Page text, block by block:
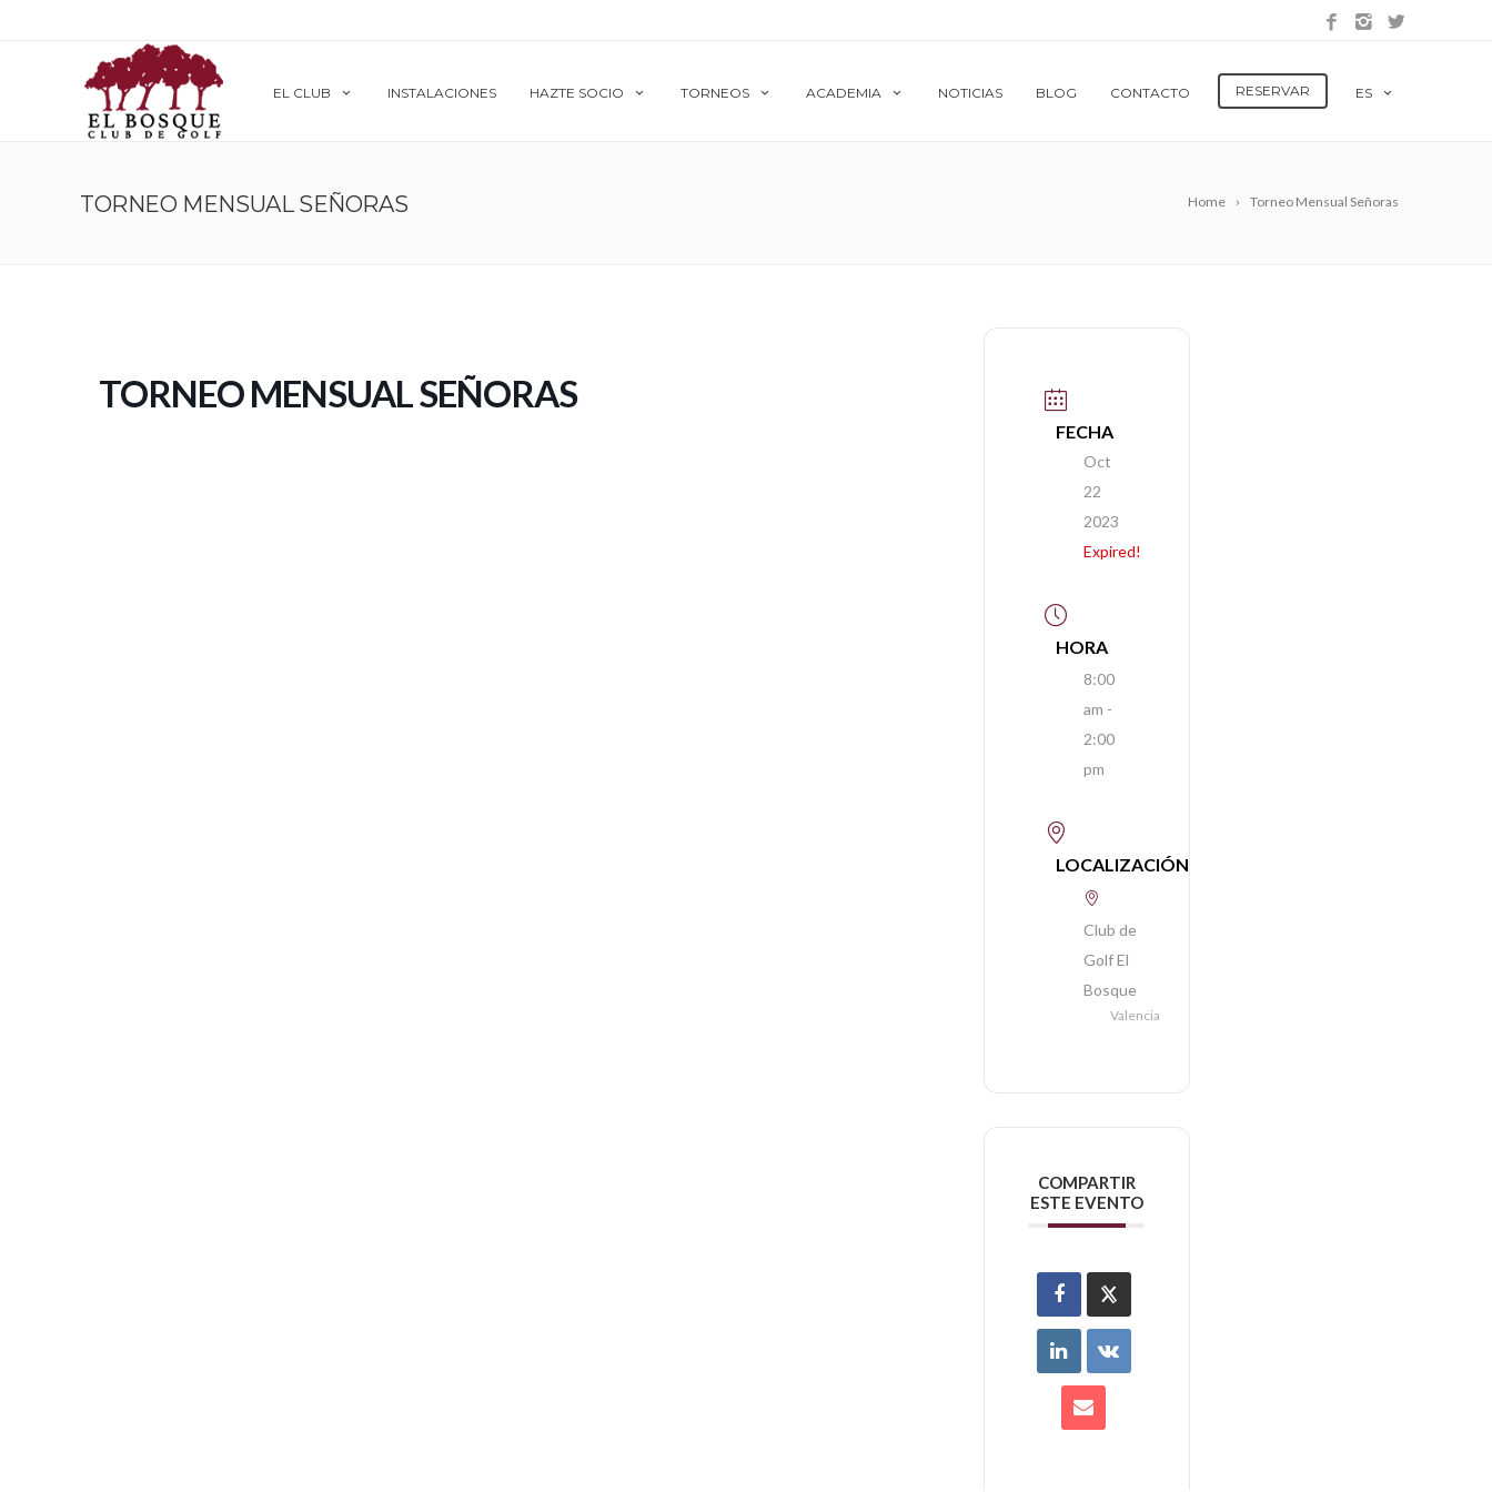
EL CLUB INSTALACIONES HAZTE SOCIO TORNEOS ACADEMIA NOTICIAS BLOG CONTACTO RESERVAR ES
Home Torneo Mensual Señoras
TORNEO MENSUAL SEÑORAS
TORNEO MENSUAL SEÑORAS
FECHA
Oct
22
2023
Expired!
HORA
8:00
am -
2:00
pm
LOCALIZACIÓN
Club de
Golf El
Bosque
Valencia
COMPARTIR
ESTE EVENTO